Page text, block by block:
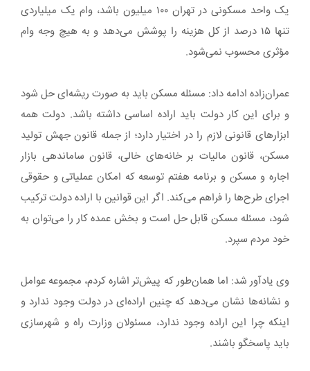
یک واحد مسکونی در تهران ۱۰۰ میلیون باشد، وام یک میلیاردی
تنها ۱۵ درصد از کل هزینه را پوشش می‌دهد و به هیچ وجه وام
مؤثری محسوب نمی‌شود.
عمران‌زاده ادامه داد: مسئله مسکن باید به صورت ریشه‌ای حل شود
و برای این کار دولت باید اراده اساسی داشته باشد. دولت همه
ابزارهای قانونی لازم را در اختیار دارد؛ از جمله قانون جهش تولید
مسکن، قانون مالیات بر خانه‌های خالی، قانون ساماندهی بازار
اجاره و مسکن و برنامه هفتم توسعه که امکان عملیاتی و حقوقی
اجرای طرح‌ها را فراهم می‌کند. اگر این قوانین با اراده دولت ترکیب
شود، مسئله مسکن قابل حل است و بخش عمده کار را می‌توان به
خود مردم سپرد.
وی یادآور شد: اما همان‌طور که پیش‌تر اشاره کردم، مجموعه عوامل
و نشانه‌ها نشان می‌دهد که چنین اراده‌ای در دولت وجود ندارد و
اینکه چرا این اراده وجود ندارد، مسئولان وزارت راه و شهرسازی
باید پاسخگو باشند.